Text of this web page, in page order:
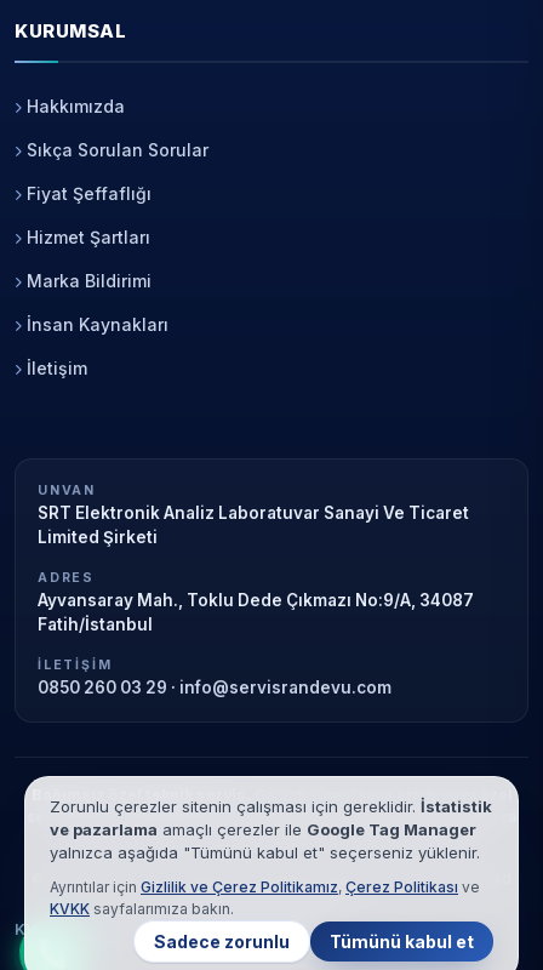
KURUMSAL
Hakkımızda
Sıkça Sorulan Sorular
Fiyat Şeffaflığı
Hizmet Şartları
Marka Bildirimi
İnsan Kaynakları
İletişim
UNVAN
SRT Elektronik Analiz Laboratuvar Sanayi Ve Ticaret
Limited Şirketi
ADRES
Ayvansaray Mah., Toklu Dede Çıkmazı No:9/A, 34087
Fatih/İstanbul
İLETIŞIM
0850 260 03 29 · info@servisrandevu.com
Garanti süresi sona ermiş veya özel
servis kapsamındaki cihazlar için hizmet verilir. Marka adları yalnızca
tanımlama amaçlıdır; yetkili servis ilişkisi bulunmamaktadır.
© 2026 SRT Elektronik Analiz Laboratuvar Sanayi Ve Ticaret Limited
Şirketi. Tüm hakları saklıdır.
KVKK
Çerez Politikası Hizmet Şartları
Zorunlu çerezler sitenin çalışması için gereklidir. İstatistik
ve pazarlama amaçlı çerezler ile Google Tag Manager
yalnızca aşağıda "Tümünü kabul et" seçerseniz yüklenir.
Ayrıntılar için Gizlilik ve Çerez Politikamız, Çerez Politikası ve
KVKK sayfalarımıza bakın.
Sadece zorunlu Tümünü kabul et